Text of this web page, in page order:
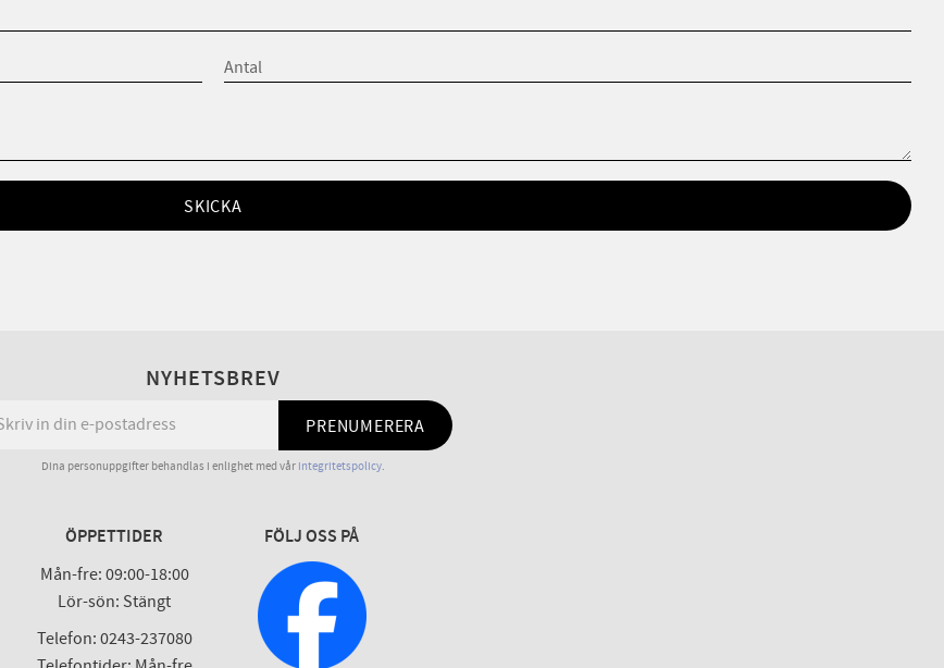
SKICKA
NYHETSBREV
PRENUMERERA
Dina personuppgifter behandlas i enlighet med vår integritetspolicy.
ÖPPETTIDER
Mån-fre: 09:00-18:00
Lör-sön: Stängt
Telefon: 0243-237080
FÖLJ OSS PÅ